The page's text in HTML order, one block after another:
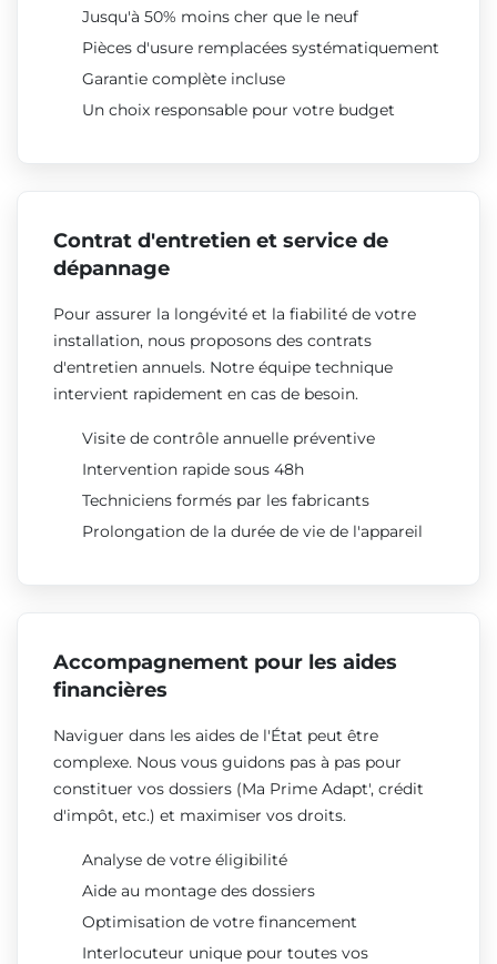
Jusqu'à 50% moins cher que le neuf
Pièces d'usure remplacées systématiquement
Garantie complète incluse
Un choix responsable pour votre budget
Contrat d'entretien et service de
dépannage
Pour assurer la longévité et la fiabilité de votre
installation, nous proposons des contrats
d'entretien annuels. Notre équipe technique
intervient rapidement en cas de besoin.
Visite de contrôle annuelle préventive
Intervention rapide sous 48h
Techniciens formés par les fabricants
Prolongation de la durée de vie de l'appareil
Accompagnement pour les aides
financières
Naviguer dans les aides de l'État peut être
complexe. Nous vous guidons pas à pas pour
constituer vos dossiers (Ma Prime Adapt', crédit
d'impôt, etc.) et maximiser vos droits.
Analyse de votre éligibilité
Aide au montage des dossiers
Optimisation de votre financement
Interlocuteur unique pour toutes vos